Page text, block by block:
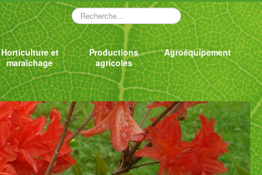
Rechercher
Horticulture et
maraîchage
Productions
agricoles
Agroéquipement